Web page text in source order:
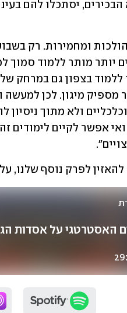
לפרק נוסף שלנו, על
האסטרטגי על אסדות